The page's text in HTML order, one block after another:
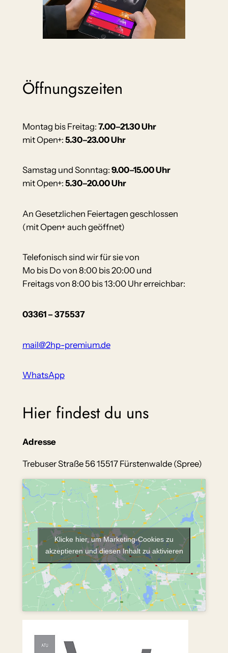
Öffnungszeiten
Montag bis Freitag: 7.00–21.30 Uhr
mit Open+: 5.30–23.00 Uhr
Samstag und Sonntag: 9.00–15.00 Uhr
mit Open+: 5.30–20.00 Uhr
An Gesetzlichen Feiertagen geschlossen
(mit Open+ auch geöffnet)
Telefonisch sind wir für sie von
Mo bis Do von 8:00 bis 20:00 und
Freitags von 8:00 bis 13:00 Uhr erreichbar:
03361 – 375537
mail@2hp-premium.de
WhatsApp
Hier findest du uns
Adresse
Trebuser Straße 56 15517 Fürstenwalde (Spree)
Klicke hier, um Marketing-Cookies zu
akzeptieren und diesen Inhalt zu aktivieren